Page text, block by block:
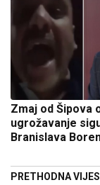
Zmaj od Šipova
ugrožavanje
Branislava
PRETHODNA